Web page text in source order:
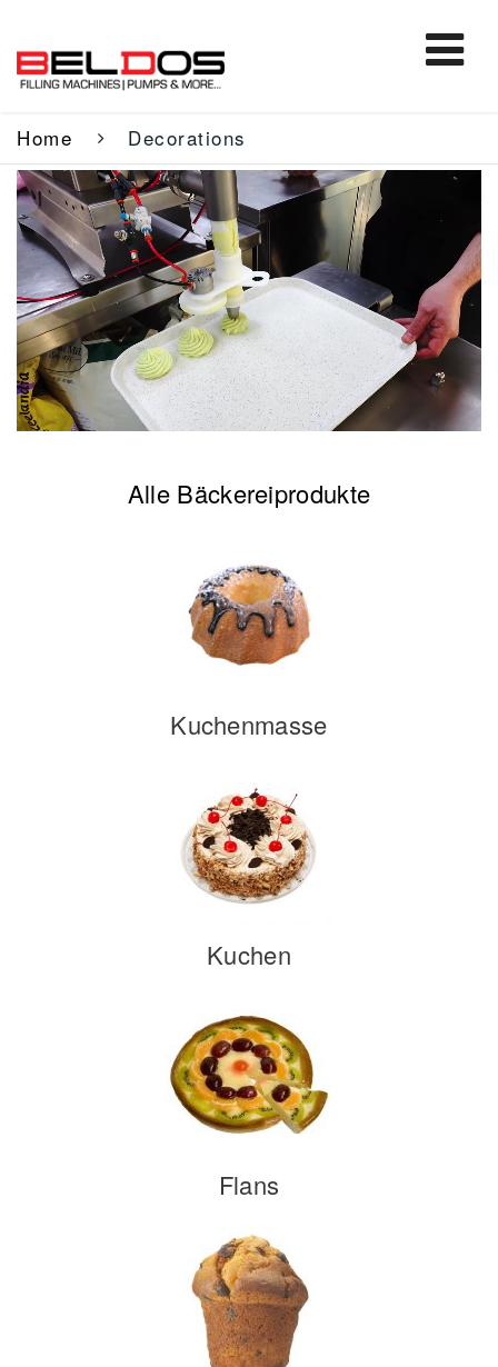
Home Decorations
Alle Bäckereiprodukte
Kuchenmasse
Kuchen
Flans